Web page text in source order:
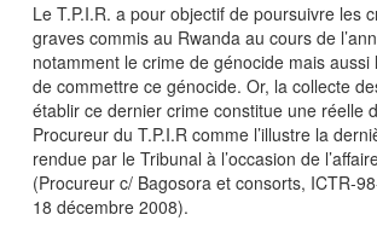
Le T.P.I.R. a pour objectif de poursuivre les
graves commis au Rwanda au cours de
notamment le crime de génocide mais aussi
de commettre ce génocide. Or, la collecte
établir ce dernier crime constitue une réelle
Procureur du T.P.I.R comme l’illustre la
rendue par le Tribunal à l’occasion de
(Procureur c/ Bagosora et consorts, ICTR-
18 décembre 2008).